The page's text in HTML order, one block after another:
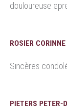
douloureuse
ROSIER CORINNE
Sincères
PIETERS PETER-